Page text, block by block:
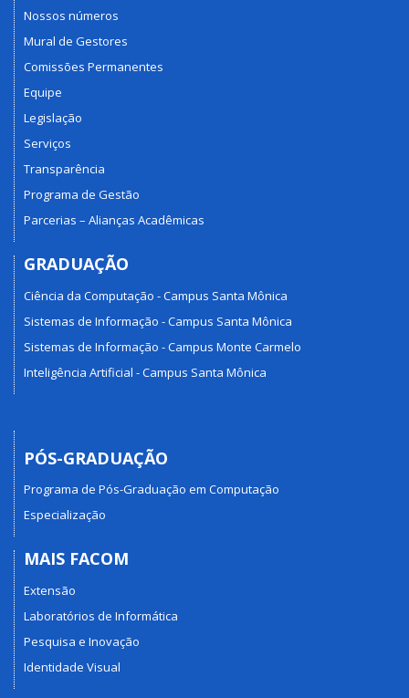
Nossos números
Mural de Gestores
Comissões Permanentes
Equipe
Legislação
Serviços
Transparência
Programa de Gestão
Parcerias – Alianças Acadêmicas
GRADUAÇÃO
Ciência da Computação - Campus Santa Mônica
Sistemas de Informação - Campus Santa Mônica
Sistemas de Informação - Campus Monte Carmelo
Inteligência Artificial - Campus Santa Mônica
PÓS-GRADUAÇÃO
Programa de Pós-Graduação em Computação
Especialização
MAIS FACOM
Extensão
Laboratórios de Informática
Pesquisa e Inovação
Identidade Visual